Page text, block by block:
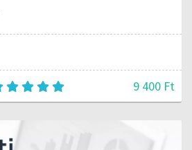
9 400 Ft